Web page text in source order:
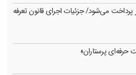
با 6 ماه تاخیر پرداخت می‌شود/ جزئیات اجرای قانون تعرفه
حرفه‌ای پرستاران»